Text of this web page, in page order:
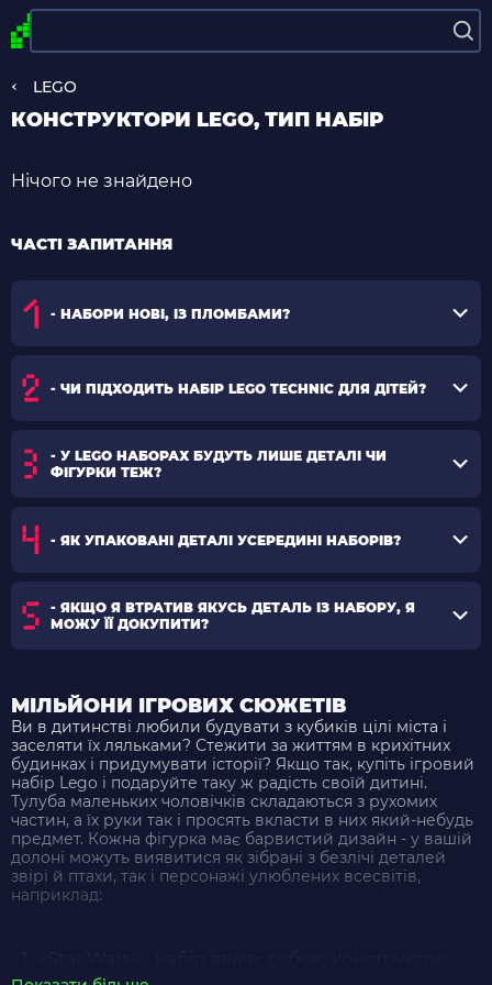
LEGO
КОНСТРУКТОРИ LEGO, ТИП НАБІР
Нічого не знайдено
ЧАСТІ ЗАПИТАННЯ
- НАБОРИ НОВІ, ІЗ ПЛОМБАМИ?
- ЧИ ПІДХОДИТЬ НАБІР LEGO TECHNIC ДЛЯ ДІТЕЙ?
- У LEGO НАБОРАХ БУДУТЬ ЛИШЕ ДЕТАЛІ ЧИ
ФІГУРКИ ТЕЖ?
- ЯК УПАКОВАНІ ДЕТАЛІ УСЕРЕДИНІ НАБОРІВ?
- ЯКЩО Я ВТРАТИВ ЯКУСЬ ДЕТАЛЬ ІЗ НАБОРУ, Я
МОЖУ ЇЇ ДОКУПИТИ?
МІЛЬЙОНИ ІГРОВИХ СЮЖЕТІВ
Ви в дитинстві любили будувати з кубиків цілі міста і
заселяти їх ляльками? Стежити за життям в крихітних
будинках і придумувати історії? Якщо так, купіть ігровий
набір Lego і подаруйте таку ж радість своїй дитині.
Тулуба маленьких чоловічків складаються з рухомих
частин, а їх руки так і просять вкласти в них який-небудь
предмет. Кожна фігурка має барвистий дизайн - у вашій
долоні можуть виявитися як зібрані з безлічі деталей
звірі й птахи, так і персонажі улюблених всесвітів,
наприклад:
Лего, присвячений героям і транспортних